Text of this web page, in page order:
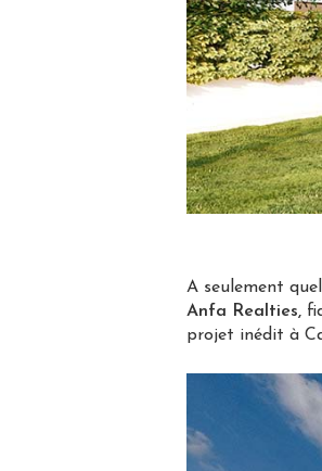
A seulement
Anfa Realties,
projet inédit à